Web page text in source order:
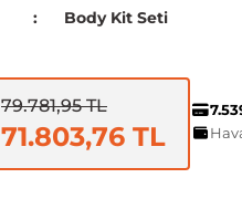
Body Kit Seti
79.781,95 TL
71.803,76 TL